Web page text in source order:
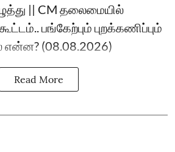
|| CM தலைமையில்
பங்கேற்பும் புறக்கணிப்பும்
(08.08.2026)
Read More